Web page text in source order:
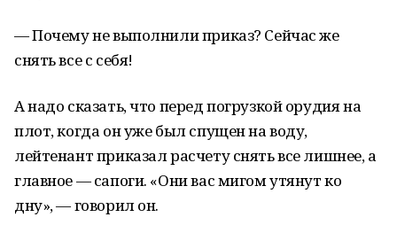
— Почему не выполнили приказ? Сейчас же
снять все с себя!
А надо сказать, что перед погрузкой орудия на
плот, когда он уже был спущен на воду,
лейтенант приказал расчету снять все лишнее, а
главное — сапоги. «Они вас мигом утянут ко
дну», — говорил он.